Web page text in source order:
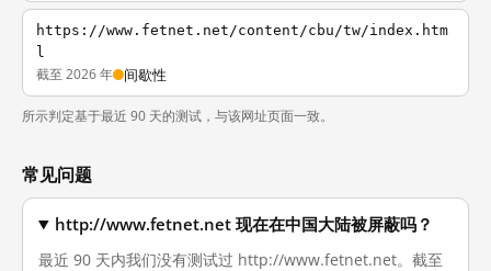
https://www.fetnet.net/content/cbu/tw/index.htm
l
截至 2026 年 间歇性
所示判定基于最近 90 天的测试，与该网址页面一致。
常见问题
http://www.fetnet.net 现在在中国大陆被屏蔽吗？
最近 90 天内我们没有测试过 http://www.fetnet.net。截至